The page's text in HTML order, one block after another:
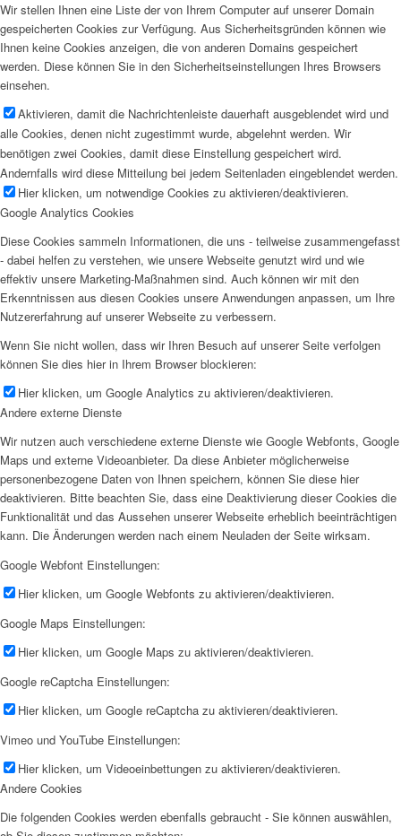
Wir stellen Ihnen eine Liste der von Ihrem Computer auf unserer Domain
gespeicherten Cookies zur Verfügung. Aus Sicherheitsgründen können wie
Ihnen keine Cookies anzeigen, die von anderen Domains gespeichert
werden. Diese können Sie in den Sicherheitseinstellungen Ihres Browsers
einsehen.
Aktivieren, damit die Nachrichtenleiste dauerhaft ausgeblendet wird und
alle Cookies, denen nicht zugestimmt wurde, abgelehnt werden. Wir
benötigen zwei Cookies, damit diese Einstellung gespeichert wird.
Andernfalls wird diese Mitteilung bei jedem Seitenladen eingeblendet werden.
Hier klicken, um notwendige Cookies zu aktivieren/deaktivieren.
Google Analytics Cookies
Diese Cookies sammeln Informationen, die uns - teilweise zusammengefasst
- dabei helfen zu verstehen, wie unsere Webseite genutzt wird und wie
effektiv unsere Marketing-Maßnahmen sind. Auch können wir mit den
Erkenntnissen aus diesen Cookies unsere Anwendungen anpassen, um Ihre
Nutzererfahrung auf unserer Webseite zu verbessern.
Wenn Sie nicht wollen, dass wir Ihren Besuch auf unserer Seite verfolgen
können Sie dies hier in Ihrem Browser blockieren:
Hier klicken, um Google Analytics zu aktivieren/deaktivieren.
Andere externe Dienste
Wir nutzen auch verschiedene externe Dienste wie Google Webfonts, Google
Maps und externe Videoanbieter. Da diese Anbieter möglicherweise
personenbezogene Daten von Ihnen speichern, können Sie diese hier
deaktivieren. Bitte beachten Sie, dass eine Deaktivierung dieser Cookies die
Funktionalität und das Aussehen unserer Webseite erheblich beeinträchtigen
kann. Die Änderungen werden nach einem Neuladen der Seite wirksam.
Google Webfont Einstellungen:
Hier klicken, um Google Webfonts zu aktivieren/deaktivieren.
Google Maps Einstellungen:
Hier klicken, um Google Maps zu aktivieren/deaktivieren.
Google reCaptcha Einstellungen:
Hier klicken, um Google reCaptcha zu aktivieren/deaktivieren.
Vimeo und YouTube Einstellungen:
Hier klicken, um Videoeinbettungen zu aktivieren/deaktivieren.
Andere Cookies
Die folgenden Cookies werden ebenfalls gebraucht - Sie können auswählen,